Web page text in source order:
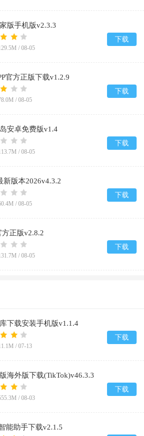
版手机版v2.3.3
/ 08-05
下载
官方正版下载v1.2.9
/ 08-05
下载
安卓免费版v1.4
/ 08-05
下载
新版本2026v4.3.2
/ 08-05
下载
正版v2.8.2
/ 08-05
下载
下载安装手机版v1.1.4
/ 07-13
下载
海外版下载(TikTok)v46.3.3
/ 08-03
下载
能助手下载v2.1.5